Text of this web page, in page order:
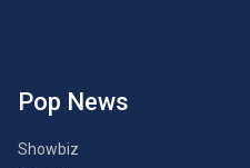
Pop News
Showbiz